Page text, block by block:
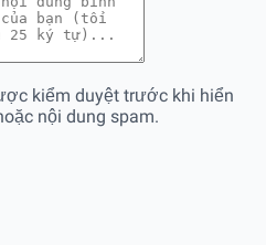
kiểm duyệt trước khi hiển
nội dung spam.